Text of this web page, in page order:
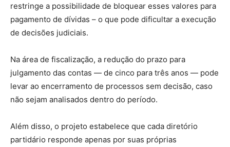
restringe a possibilidade de bloquear esses valores para
pagamento de dívidas – o que pode dificultar a execução
de decisões judiciais.
Na área de fiscalização, a redução do prazo para
julgamento das contas — de cinco para três anos — pode
levar ao encerramento de processos sem decisão, caso
não sejam analisados dentro do período.
Além disso, o projeto estabelece que cada diretório
partidário responde apenas por suas próprias